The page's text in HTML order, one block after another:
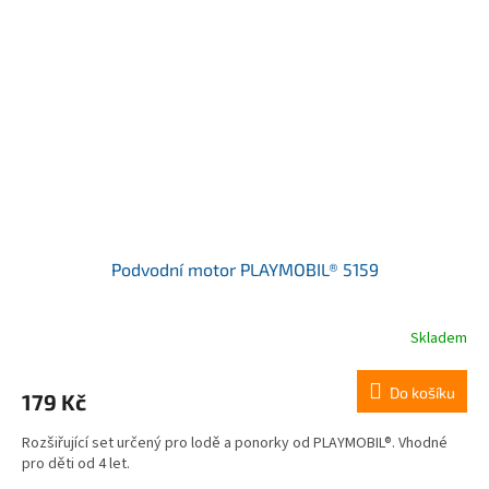
Podvodní motor PLAYMOBIL® 5159
Skladem
179 Kč Do košíku
Rozšiřující set určený pro lodě a ponorky od PLAYMOBIL®. Vhodné
pro děti od 4 let.